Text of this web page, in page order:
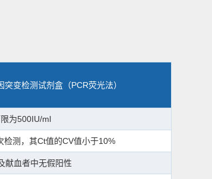
变检测试剂盒（PCR荧光法）
为500IU/ml
测，其Ct值的CV值小于10%
献血者中无假阳性